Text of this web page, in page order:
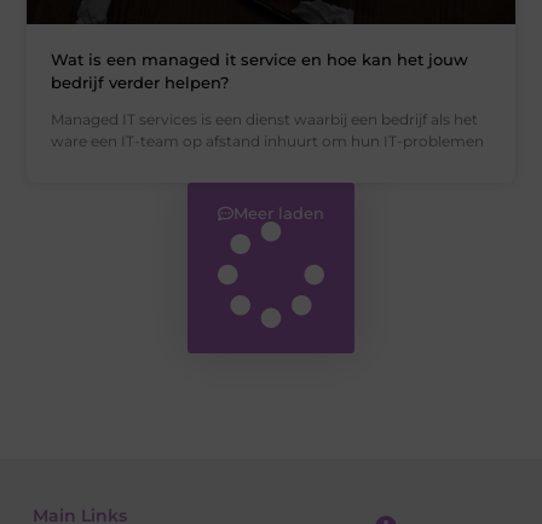
Wat is een managed it service en hoe kan het jouw
bedrijf verder helpen?
Managed IT services is een dienst waarbij een bedrijf als het
ware een IT-team op afstand inhuurt om hun IT-problemen
Meer laden
Main Links